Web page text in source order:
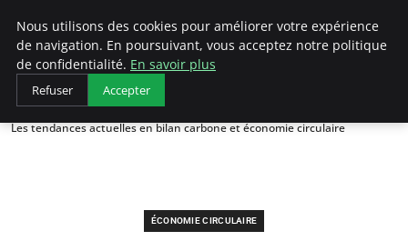
Arcticclimateemergency
Accueil
Économie circulaire
Les tendances actuelles en bilan carbone et économie circulaire
ÉCONOMIE CIRCULAIRE
Nous utilisons des cookies pour améliorer votre expérience
de navigation. En poursuivant, vous acceptez notre politique
de confidentialité. En savoir plus
Refuser Accepter